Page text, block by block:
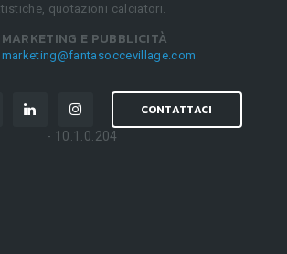
quotazioni calciatori.
MARKETING E PUBBLICITÀ
marketing@fantasoccevillage.com
CONTATTACI
- 10.1.0.204